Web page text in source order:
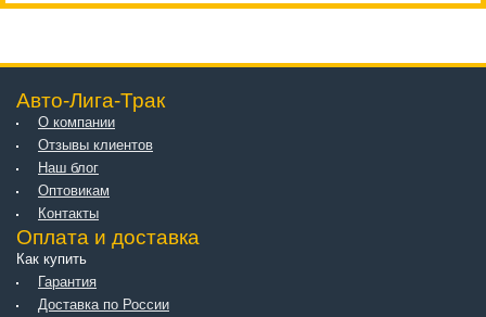
Авто-Лига-Трак
О компании
Отзывы клиентов
Наш блог
Оптовикам
Контакты
Оплата и доставка
Как купить
Гарантия
Доставка по России